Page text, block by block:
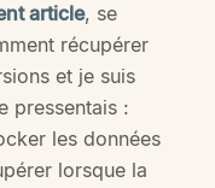
article, se
récupérer
et je suis
pressentais :
les données
lorsque la